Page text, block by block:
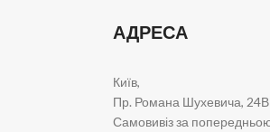
АДРЕСА
Київ,
Пр. Романа Шухевича, 24В
Самовивіз за